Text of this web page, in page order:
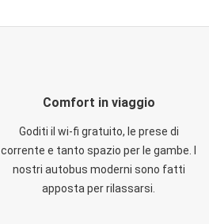
Comfort in viaggio
Goditi il wi-fi gratuito, le prese di
corrente e tanto spazio per le gambe. I
nostri autobus moderni sono fatti
apposta per rilassarsi.